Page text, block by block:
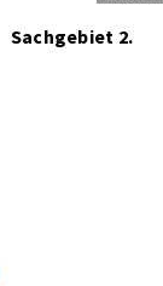
Sachgebiet 2.2